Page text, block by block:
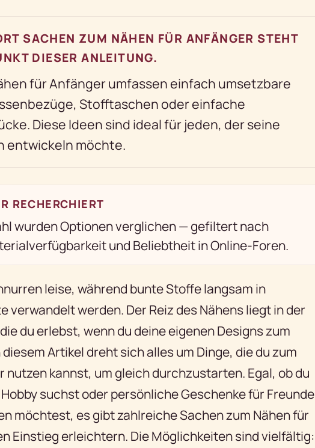
SACHEN ZUM NÄHEN FÜR ANFÄNGER STEHT
DIESER ANLEITUNG.
für Anfänger umfassen einfach umsetzbare
Stofftaschen oder einfache
Diese Ideen sind ideal für jeden, der seine
entwickeln möchte.
RECHERCHIERT
wurden Optionen verglichen — gefiltert nach
und Beliebtheit in Online-Foren.
leise, während bunte Stoffe langsam in
verwandelt werden. Der Reiz des Nähens liegt in der
du erlebst, wenn du deine eigenen Designs zum
Artikel dreht sich alles um Dinge, die du zum
nutzen kannst, um gleich durchzustarten. Egal, ob du
suchst oder persönliche Geschenke für Freunde
möchtest, es gibt zahlreiche Sachen zum Nähen für
Einstieg erleichtern. Die Möglichkeiten sind vielfältig: